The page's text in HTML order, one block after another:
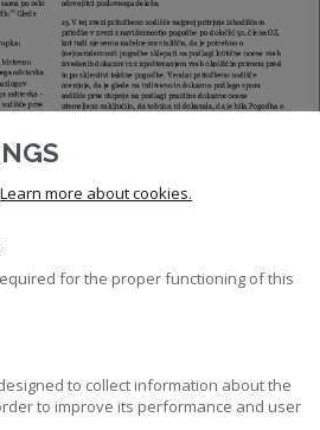
Learn more about cookies.
for the proper functioning of this
to collect information about the
to improve its performance and user